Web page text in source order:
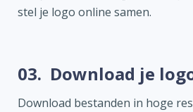
stel je logo online samen.
03. Download je
Download bestanden in hoge